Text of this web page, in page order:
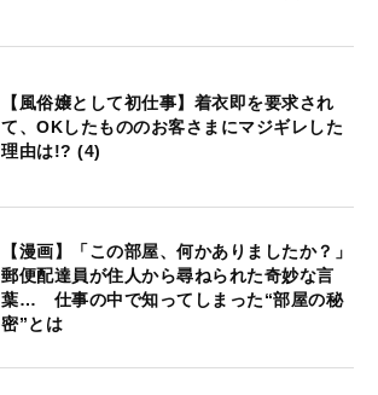
【風俗嬢として初仕事】着衣即を要求され
て、OKしたもののお客さまにマジギレした
理由は!? (4)
【漫画】「この部屋、何かありましたか？」
郵便配達員が住人から尋ねられた奇妙な言
葉… 仕事の中で知ってしまった“部屋の秘
密”とは